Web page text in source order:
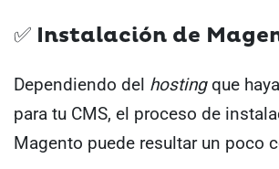
✅ Instalación de
Dependiendo del hostingque
para tu CMS, el proceso de
Magento puede resultar un poco